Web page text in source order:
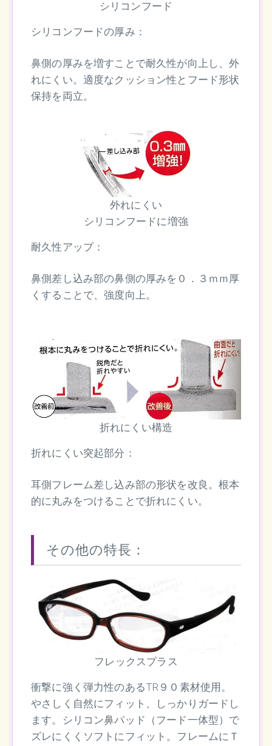
シリコンフード
シリコンフードの厚み：
鼻側の厚みを増すことで耐久性が向上し、外
れにくい。適度なクッション性とフード形状
保持を両立。
外れにくい
シリコンフードに増強
耐久性アップ：
鼻側差し込み部の鼻側の厚みを０．３ｍｍ厚
くすることで、強度向上。
折れにくい構造
折れにくい突起部分：
耳側フレーム差し込み部の形状を改良。根本
的に丸みをつけることで折れにくい。
その他の特長：
フレックスプラス
衝撃に強く弾力性のあるTR９０素材使用。
やさしく自然にフィット、しっかりガードし
ます。シリコン鼻パッド（フード一体型）で
ズレにくくソフトにフィット。フレームにＴ